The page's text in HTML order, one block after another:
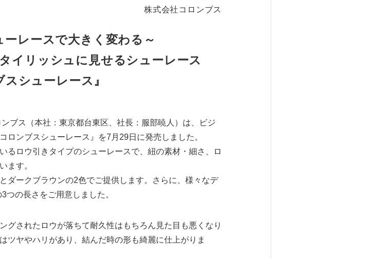
株式会社コロンブス
ーレースで大きく変わる～
イリッシュに見せるシューレース
スシューレース』
ブス（本社：東京都台東区、社長：服部暁人）は、ビジ
ロンブスシューレース』を7月29日に発売しました。
ロウ引きタイプのシューレースで、紐の素材・細さ、ロ
ます。
ークブラウンの2色でご提供します。さらに、様々なデ
つの長さをご用意しました。
されたロウが落ちて耐久性はもちろん見た目も悪くなり
ツヤやハリがあり、結んだ時の形も綺麗に仕上がりま